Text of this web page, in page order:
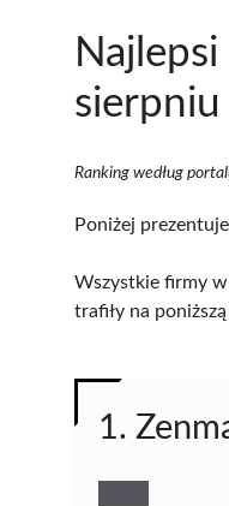
Ranking według
Poniżej
Wszystkie firmy
trafiły na
1.